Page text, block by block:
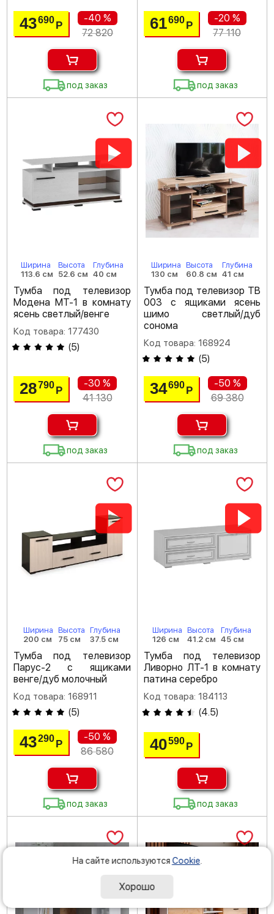
43690Р
-40 %
72 820
под заказ
61690 Р
-20 %
77 110
под заказ
Ширина
113.6 см
Высота
52.6 см
Глубина
40 см
Тумба под телевизор
Модена МТ-1 в комнату
ясень светлый/венге
Код товара: 177430
(5)
28790Р
-30 %
41 130
под заказ
Ширина
130 см
Высота
60.8 см
Глубина
41 см
Тумба под телевизор ТВ
003 с ящиками ясень
шимо светлый/дуб
сонома
Код товара: 168924
(5)
34690 Р
-50 %
69 380
под заказ
Ширина
200 см
Высота
75 см
Глубина
37.5 см
Тумба под телевизор
Парус-2 с ящиками
венге/дуб молочный
Код товара: 168911
(5)
43290Р
-50 %
86 580
под заказ
Ширина
126 см
Высота
41.2 см
Глубина
45 см
Тумба под телевизор
Ливорно ЛТ-1 в комнату
патина серебро
Код товара: 184113
(4.5)
40590 Р
под заказ
На сайте используются Cookie
Хорошо